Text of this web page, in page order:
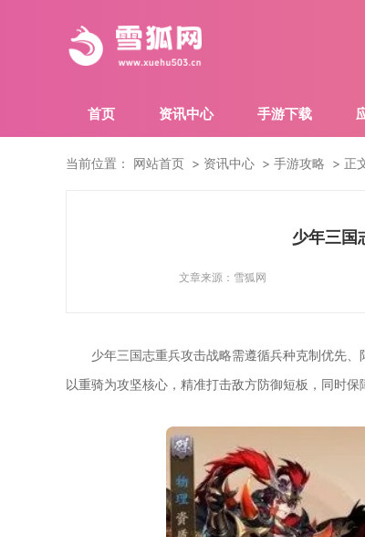
首页 资讯中心 手游下载
当前位置： 网站首页 资讯中心 手游攻略 正
少年三国
文章来源： 雪狐网
少年三国志重兵攻击战略需遵循兵种克制优先
以重骑为攻坚核心，精准打击敌方防御短板，同时